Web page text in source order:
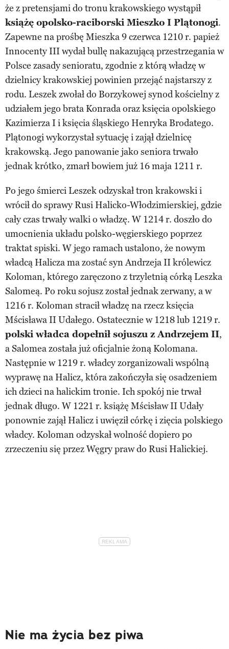
że z pretensjami do tronu krakowskiego wystąpił
książę opolsko-raciborski Mieszko I Plątonogi.
Zapewne na prośbę Mieszka 9 czerwca 1210 r. papież
Innocenty III wydał bullę nakazującą przestrzegania w
Polsce zasady senioratu, zgodnie z którą władzę w
dzielnicy krakowskiej powinien przejąć najstarszy z
rodu. Leszek zwołał do Borzykowej synod kościelny z
udziałem jego brata Konrada oraz księcia opolskiego
Kazimierza I i księcia śląskiego Henryka Brodatego.
Plątonogi wykorzystał sytuację i zajął dzielnicę
krakowską. Jego panowanie jako seniora trwało
jednak krótko, zmarł bowiem już 16 maja 1211 r.
Po jego śmierci Leszek odzyskał tron krakowski i
wrócił do sprawy Rusi Halicko-Włodzimierskiej, gdzie
cały czas trwały walki o władzę. W 1214 r. doszło do
umocnienia układu polsko-węgierskiego poprzez
traktat spiski. W jego ramach ustalono, że nowym
władcą Halicza ma zostać syn Andrzeja II królewicz
Koloman, którego zaręczono z trzyletnią córką Leszka
Salomeą. Po roku sojusz został jednak zerwany, a w
1216 r. Koloman stracił władzę na rzecz księcia
Mścisława II Udałego. Ostatecznie w 1218 lub 1219 r.
polski władca dopełnił sojuszu z Andrzejem II,
a Salomea została już oficjalnie żoną Kolomana.
Następnie w 1219 r. władcy zorganizowali wspólną
wyprawę na Halicz, która zakończyła się osadzeniem
ich dzieci na halickim tronie. Ich spokój nie trwał
jednak długo. W 1221 r. książę Mścisław II Udały
ponownie zajął Halicz i uwięził córkę i zięcia polskiego
władcy. Koloman odzyskał wolność dopiero po
zrzeczeniu się przez Węgry praw do Rusi Halickiej.
Nie ma życia bez piwa